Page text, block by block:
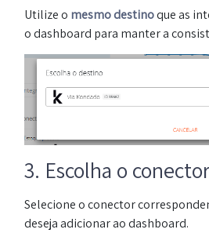
Utilize o mesmo destinoque as
o dashboard para manter a
3. Escolha o
Selecione o conector
deseja adicionar ao dashboard.